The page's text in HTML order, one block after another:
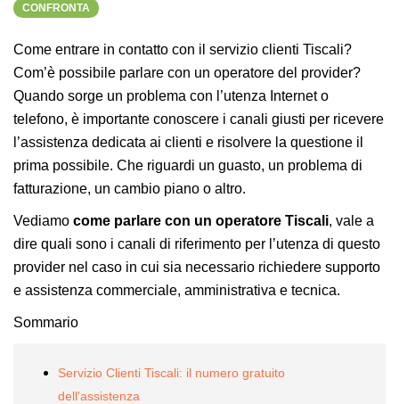
CONFRONTA
Come entrare in contatto con il servizio clienti Tiscali?
Com’è possibile parlare con un operatore del provider?
Quando sorge un problema con l’utenza Internet o
telefono, è importante conoscere i canali giusti per ricevere
l’assistenza dedicata ai clienti e risolvere la questione il
prima possibile. Che riguardi un guasto, un problema di
fatturazione, un cambio piano o altro.
Vediamo come parlare con un operatore Tiscali, vale a
dire quali sono i canali di riferimento per l’utenza di questo
provider nel caso in cui sia necessario richiedere supporto
e assistenza commerciale, amministrativa e tecnica.
Sommario
Servizio Clienti Tiscali: il numero gratuito
dell'assistenza